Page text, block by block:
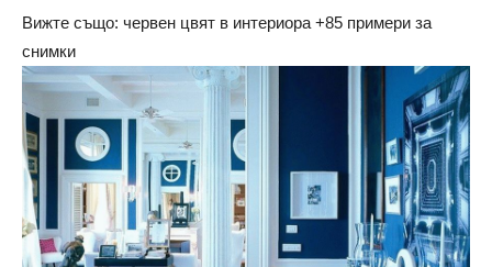
Вижте също: червен цвят в интериора +85 примери за
снимки